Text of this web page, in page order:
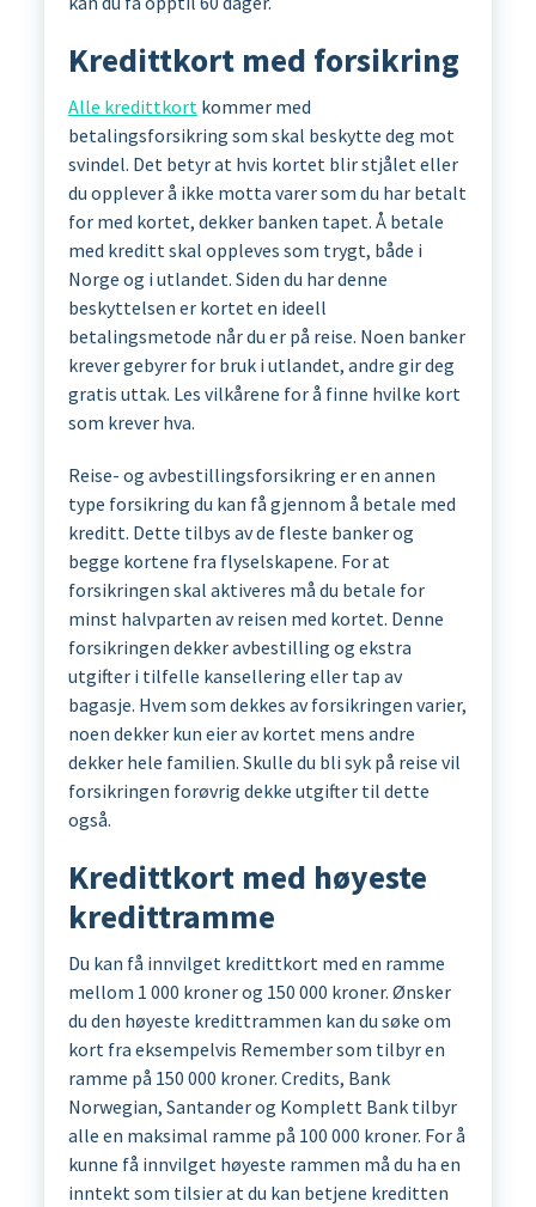
Kredittkort med forsikring
Alle kredittkortkommer med
betalingsforsikring som skal beskytte deg mot
svindel. Det betyr at hvis kortet blir stjålet eller
du opplever å ikke motta varer som du har betalt
for med kortet, dekker banken tapet. Å betale
med kreditt skal oppleves som trygt, både i
Norge og i utlandet. Siden du har denne
beskyttelsen er kortet en ideell
betalingsmetode når du er på reise. Noen banker
krever gebyrer for bruk i utlandet, andre gir deg
gratis uttak. Les vilkårene for å finne hvilke kort
som krever hva.
Reise- og avbestillingsforsikring er en annen
type forsikring du kan få gjennom å betale med
kreditt. Dette tilbys av de fleste banker og
begge kortene fra flyselskapene. For at
forsikringen skal aktiveres må du betale for
minst halvparten av reisen med kortet. Denne
forsikringen dekker avbestilling og ekstra
utgifter i tilfelle kansellering eller tap av
bagasje. Hvem som dekkes av forsikringen varier,
noen dekker kun eier av kortet mens andre
dekker hele familien. Skulle du bli syk på reise vil
forsikringen forøvrig dekke utgifter til dette
også.
Kredittkort med høyeste
kredittramme
Du kan få innvilget kredittkort med en ramme
mellom 1 000 kroner og 150 000 kroner. Ønsker
du den høyeste kredittrammen kan du søke om
kort fra eksempelvis Remember som tilbyr en
ramme på 150 000 kroner. Credits, Bank
Norwegian, Santander og Komplett Bank tilbyr
alle en maksimal ramme på 100 000 kroner. For å
kunne få innvilget høyeste rammen må du ha en
inntekt som tilsier at du kan betjene kreditten